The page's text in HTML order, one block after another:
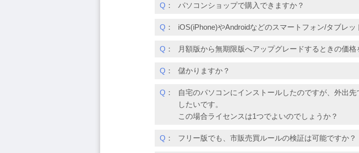
Q ： パソコンショップで購入できますか？
Q ： iOS(iPhone)やAndroidなどのスマートフォン/タブレッ
Q ： 月額版から無期限版へアップグレードするときの価格
Q ： 儲かりますか？
Q ：
自宅のパソコンにインストールしたのですが、外出
したいです。
この場合ライセンスは1つでよいのでしょうか？
Q ： フリー版でも、市販売買ルールの検証は可能ですか？